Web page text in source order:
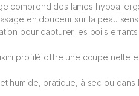
comprend des lames
en douceur sur la peau
pour capturer les poils
profilé offre une coupe nette
humide, pratique, à sec ou dans